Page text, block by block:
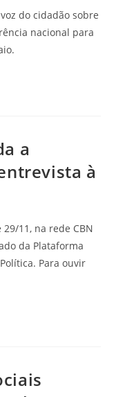
do cidadão sobre
nacional para
a
à
11, na rede CBN
da Plataforma
Para ouvir